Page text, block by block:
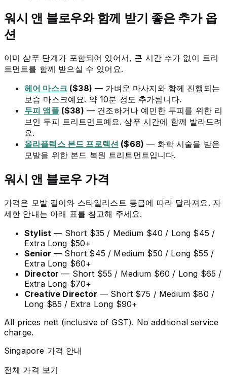
워시 앤 블로우와 함께 받기 좋은 추가 옵
션
이미 샴푸 단계가 포함되어 있어서, 큰 시간 추가 없이 트리
트먼트를 함께 받으실 수 있어요.
헤어 마스크($38) — 가벼운 마사지와 함께 진행되는
보습 마스크예요. 약 10분 정도 추가됩니다.
두피 앰플($38) — 건조하거나 예민한 두피를 위한 리
브인 두피 트리트먼트예요. 샴푸 시간에 함께 발라드려
요.
올라플렉스 본드 프로텍션 ($68) — 화학 시술을 받은
모발을 위한 본드 복원 트리트먼트입니다.
워시 앤 블로우 가격
가격은 모발 길이와 스타일리스트 등급에 따라 달라져요. 자
세한 안내는 아래 표를 참고해 주세요.
Stylist — Short $35 / Medium $40 / Long $45 /
Extra Long $50+
Senior — Short $45 / Medium $50 / Long $55 /
Extra Long $60+
Director — Short $55 / Medium $60 / Long $65 /
Extra Long $70+
Creative Director — Short $75 / Medium $80 /
Long $85 / Extra Long $90+
All prices nett (inclusive of GST). No additional service
charge.
Singapore 가격 안내
전체 가격 보기